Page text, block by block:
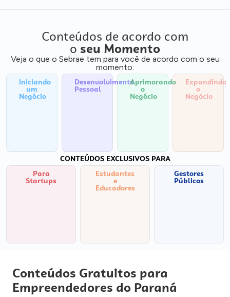
Conteúdos de acordo com
o seu Momento
Veja o que o Sebrae tem para você de acordo com o seu
momento:
Iniciando
um
Negócio
Desenvolvimento
Pessoal
Aprimorando
o
Negócio
Expandindo
o
Negócio
CONTEÚDOS EXCLUSIVOS PARA
Para
Startups
Estudantes
e
Educadores
Gestores
Públicos
Conteúdos Gratuitos para
Empreendedores do Paraná